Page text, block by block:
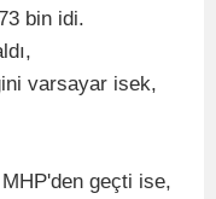
bin idi.
varsayar isek,
geçti ise,